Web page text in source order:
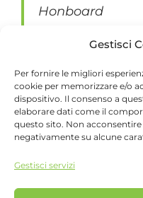
Gestisci
Per fornire le migliori
cookie per memorizzare e/o
dispositivo. Il consenso a
elaborare dati come il
questo sito. Non
negativamente su alcune
Gestisci servizi
Honboard
CHIUSURA
Light